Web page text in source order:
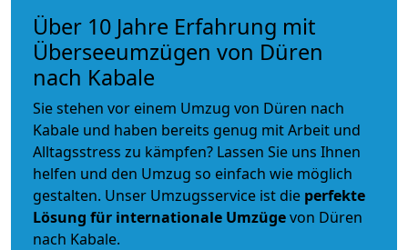
Über 10 Jahre Erfahrung mit
Überseeumzügen von Düren
nach Kabale
Sie stehen vor einem Umzug von Düren nach
Kabale und haben bereits genug mit Arbeit und
Alltagsstress zu kämpfen? Lassen Sie uns Ihnen
helfen und den Umzug so einfach wie möglich
gestalten. Unser Umzugsservice ist die perfekte
Lösung für internationale Umzügevon Düren
nach Kabale.